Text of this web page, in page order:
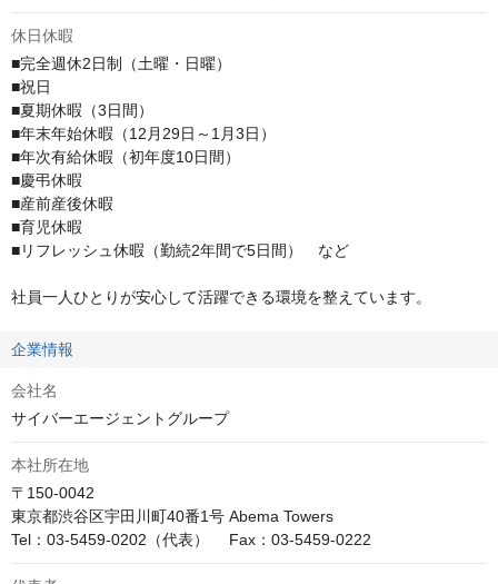
休日休暇
■完全週休2日制（土曜・日曜）
■祝日
■夏期休暇（3日間）
■年末年始休暇（12月29日～1月3日）
■年次有給休暇（初年度10日間）
■慶弔休暇
■産前産後休暇
■育児休暇
■リフレッシュ休暇（勤続2年間で5日間）　など
社員一人ひとりが安心して活躍できる環境を整えています。
企業情報
会社名
サイバーエージェントグループ
本社所在地
〒150-0042
東京都渋谷区宇田川町40番1号 Abema Towers
Tel：03-5459-0202（代表）　 Fax：03-5459-0222